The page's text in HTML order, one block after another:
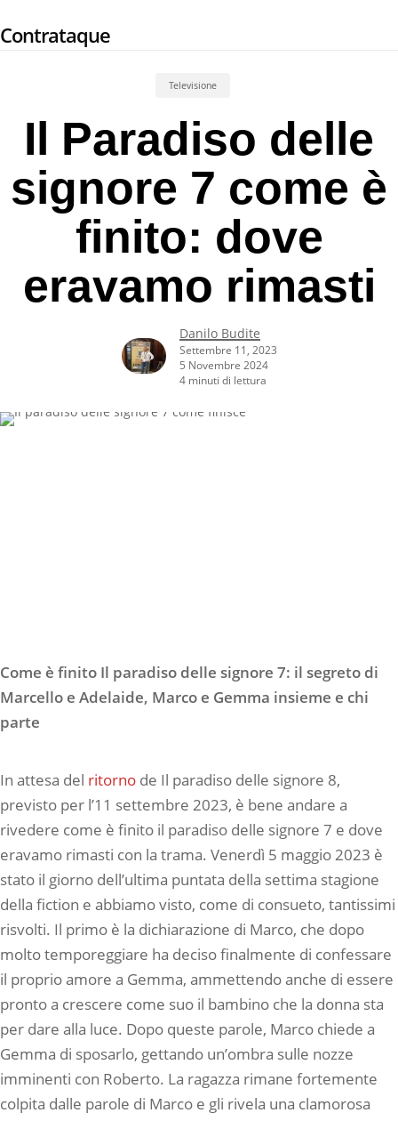
to
Contrataque
Televisione
Il Paradiso delle
signore 7 come è
finito: dove
eravamo rimasti
Danilo Budite
Settembre 11, 2023
5 Novembre 2024
4 minuti di lettura
Come è finito Il paradiso delle signore 7: il segreto di
Marcello e Adelaide, Marco e Gemma insieme e chi
parte
In attesa del ritorno de Il paradiso delle signore 8,
previsto per l’11 settembre 2023, è bene andare a
rivedere come è finito il paradiso delle signore 7 e dove
eravamo rimasti con la trama. Venerdì 5 maggio 2023 è
stato il giorno dell’ultima puntata della settima stagione
della fiction e abbiamo visto, come di consueto, tantissimi
risvolti. Il primo è la dichiarazione di Marco, che dopo
molto temporeggiare ha deciso finalmente di confessare
il proprio amore a Gemma, ammettendo anche di essere
pronto a crescere come suo il bambino che la donna sta
per dare alla luce. Dopo queste parole, Marco chiede a
Gemma di sposarlo, gettando un’ombra sulle nozze
imminenti con Roberto. La ragazza rimane fortemente
colpita dalle parole di Marco e gli rivela una clamorosa